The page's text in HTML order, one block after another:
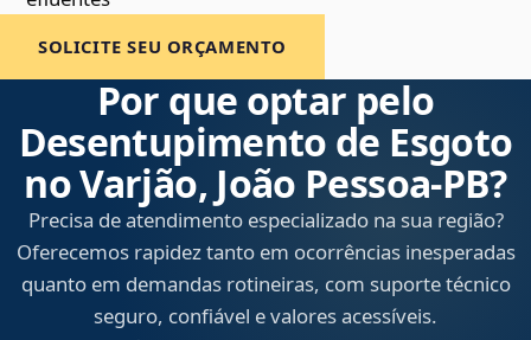
SOLICITE SEU ORÇAMENTO
Por que optar pelo
Desentupimento de Esgoto
no Varjão, João Pessoa‑PB?
Precisa de atendimento especializado na sua região?
Oferecemos rapidez tanto em ocorrências inesperadas
quanto em demandas rotineiras, com suporte técnico
seguro, confiável e valores acessíveis.